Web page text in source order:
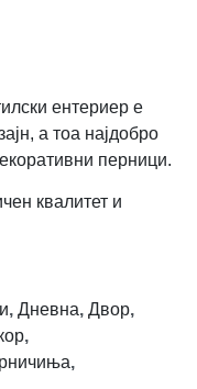
ентериер е
а тоа најдобро
перници.
квалитет и
, Дневна, Двор,
,
,